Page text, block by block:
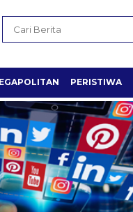
PERISTIWA